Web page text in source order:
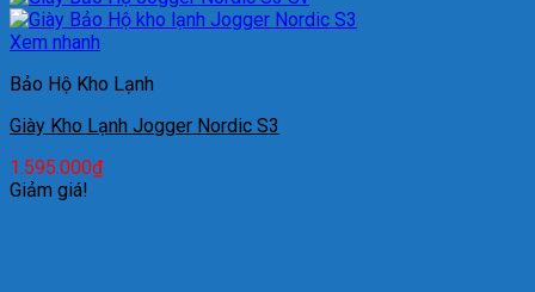
Xem nhanh
Bảo Hộ Kho Lạnh
Giày Kho Lạnh Jogger Nordic S3
1.595.000₫
Giảm giá!